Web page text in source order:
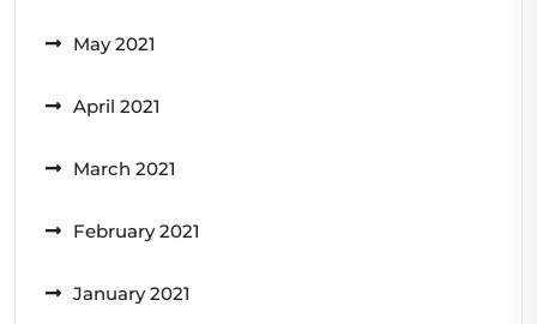
May 2021
April 2021
March 2021
February 2021
January 2021